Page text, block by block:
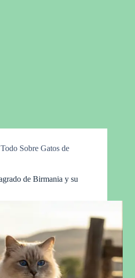
Sobre Gatos de
de Birmania y su